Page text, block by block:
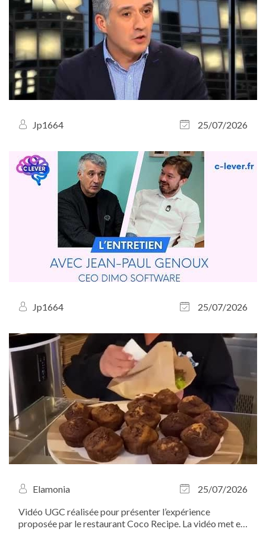
Jp1664 25/07/2026
Jp1664 25/07/2026
Elamonia
25/07/2026
Vidéo UGC réalisée pour présenter l’expérience
proposée par le restaurant Coco Recipe. La vidéo met en